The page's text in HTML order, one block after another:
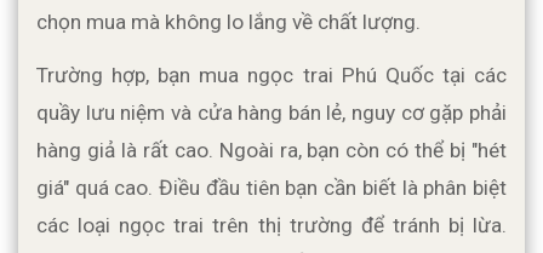
chọn mua mà không lo lắng về chất lượng.
Trường hợp, bạn mua ngọc trai Phú Quốc tại các
quầy lưu niệm và cửa hàng bán lẻ, nguy cơ gặp phải
hàng giả là rất cao. Ngoài ra, bạn còn có thể bị "hét
giá" quá cao. Điều đầu tiên bạn cần biết là phân biệt
các loại ngọc trai trên thị trường để tránh bị lừa.